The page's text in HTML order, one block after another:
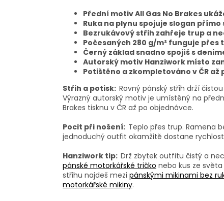
Přední motiv All Gas No Brakes
Ruka na plynu spojuje slogan
Bezrukávový střih zahřeje trup a
Počesaných 280 g/m² funguje přes
Černý základ snadno spojíš s
Autorský motiv Hanziwork místo
Potištěno a zkompletováno v ČR až
Střih a potisk: Rovný pánský střih drží
Výrazný autorský motiv je umístěný na
Brakes tisknu v ČR až po objednávce.
Pocit při nošení: Teplo přes trup. Ramena
jednoduchý outfit okamžitě dostane
Hanziwork tip: Drž zbytek outfitu čistý a
pánské motorkářské tričko nebo kus ze světa
střihu najdeš mezi pánskými mikinami bez
motorkářské mikiny.